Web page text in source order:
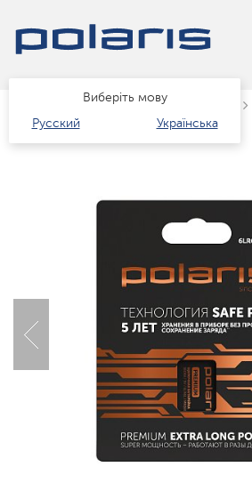
Виберіть мову
Русский
Українська
Каталог Техніка для дому